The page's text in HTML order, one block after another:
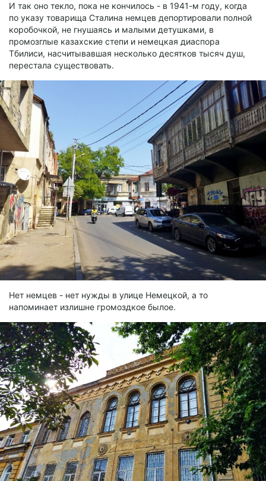
И так оно текло, пока не кончилось - в 1941-м году, когда
по указу товарища Сталина немцев депортировали полной
коробочкой, не гнушаясь и малыми детушками, в
промозглые казахские степи и немецкая диаспора
Тбилиси, насчитывавшая несколько десятков тысяч душ,
перестала существовать.
Нет немцев - нет нужды в улице Немецкой, а то
напоминает излишне громоздкое былое.